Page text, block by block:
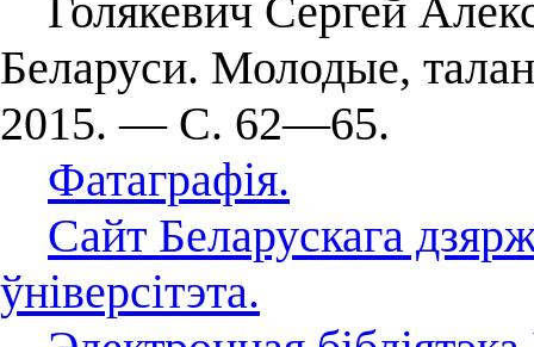
Голякевич Сергей
Беларуси. Молодые,
2015. — С. 62—65.
Фатаграфія.
Сайт Беларускага
ўніверсітэта.